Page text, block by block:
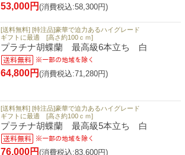
53,000円 (消費税込:58,300円)
[送料無料] [特注品]豪華で迫力あるハイグレード
ギフトに最適 [高さ約100ｃｍ]
プラチナ胡蝶蘭 最高級6本立ち 白
64,800円 (消費税込:71,280円)
[送料無料] [特注品]豪華で迫力あるハイグレード
ギフトに最適 [高さ約100ｃｍ]
プラチナ胡蝶蘭 最高級5本立ち 白
76,000円 (消費税込:83,600円)